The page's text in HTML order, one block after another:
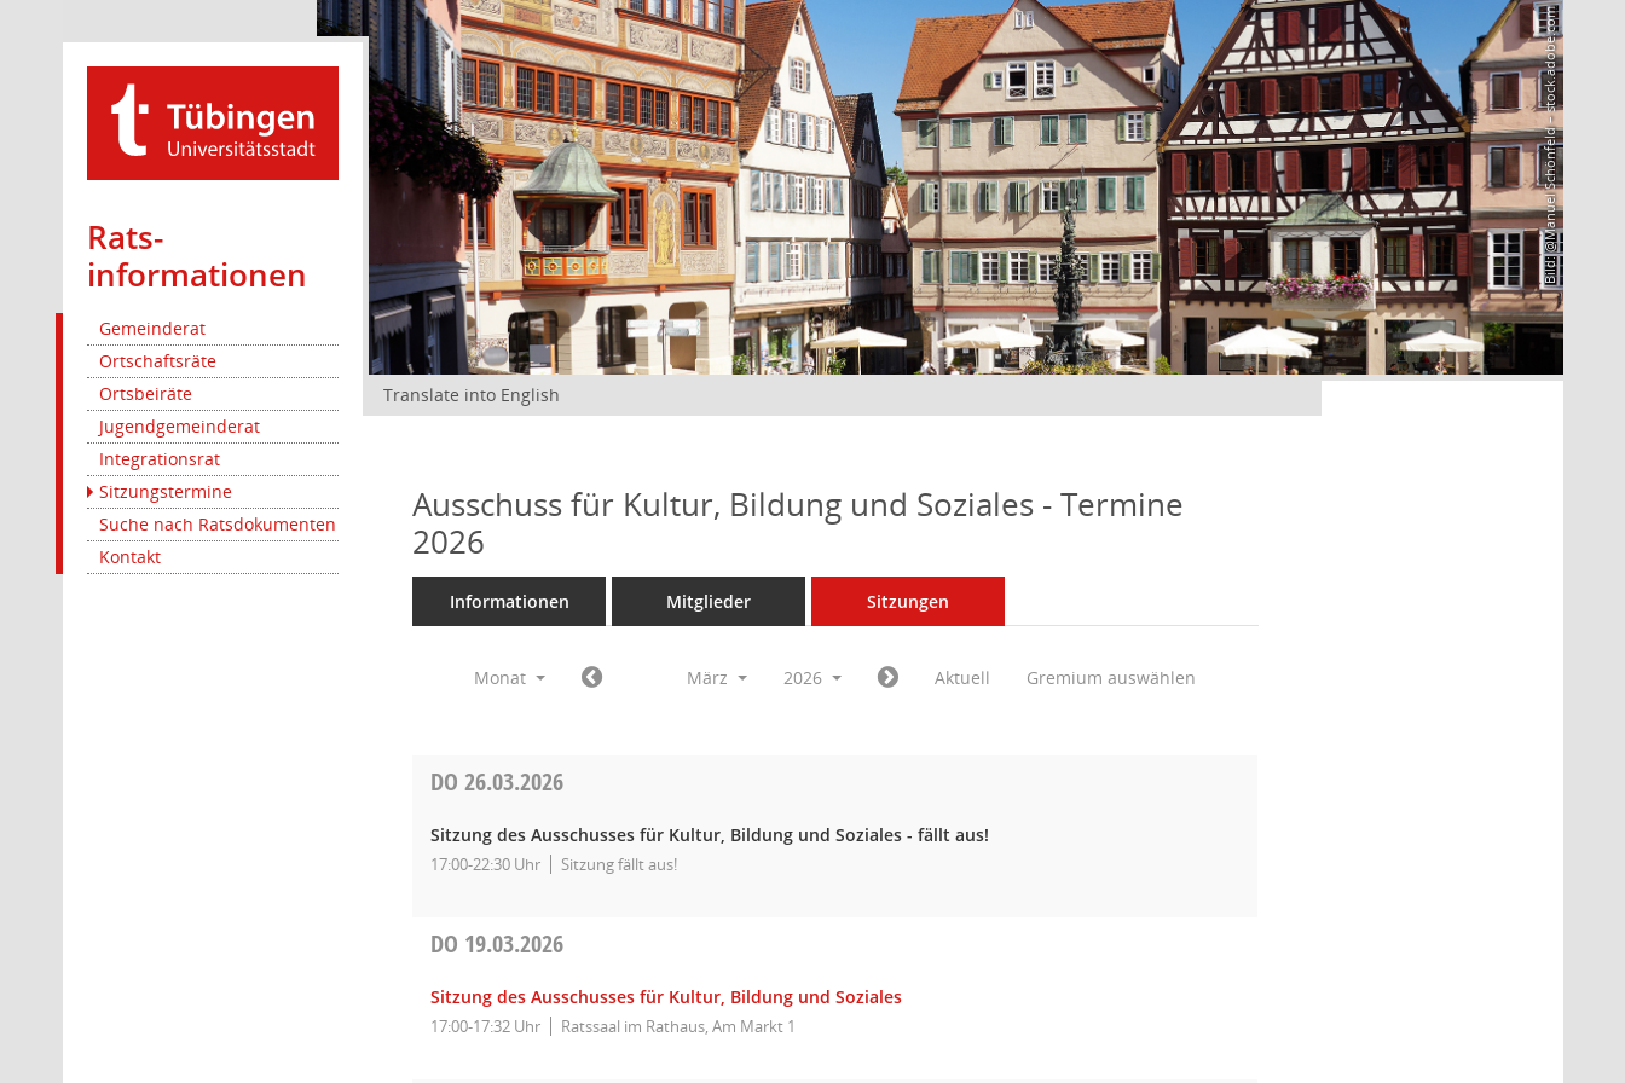
Rats­
informationen
Gemeinderat
Ortschaftsräte
Ortsbeiräte
Jugendgemeinderat
Integrationsrat
Sitzungstermine
Suche nach Ratsdokumenten
Kontakt
Bild: @Manuel Schönfeld – stock.adobe.com
Translate into English
Ausschuss für Kultur, Bildung und Soziales - Termine
2026
Informationen Mitglieder Sitzungen
Monat März 2026 Aktuell Gremium auswählen
DO26.03.2026
Sitzung des Ausschusses für Kultur, Bildung und Soziales - fällt aus!
17:00-22:30 Uhr Sitzung fällt aus!
DO 19.03.2026
Sitzung des Ausschusses für Kultur, Bildung und Soziales
17:00-17:32 Uhr Ratssaal im Rathaus, Am Markt 1